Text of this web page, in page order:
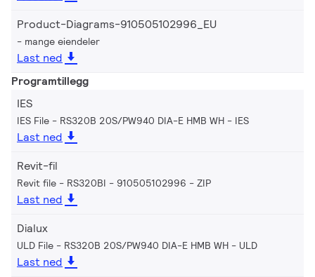
Product-Diagrams-910505102996_EU
mange eiendeler
Last ned
Programtillegg
IES
IES File - RS320B 20S/PW940 DIA-E HMB WH IES
Last ned
Revit-fil
Revit file - RS320BI - 910505102996 ZIP
Last ned
Dialux
ULD File - RS320B 20S/PW940 DIA-E HMB WH ULD
Last ned